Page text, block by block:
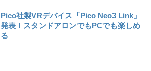
Pico社製VRデバイス「Pico Neo3 Link」
発表！スタンドアロンでもPCでも楽しめ
る